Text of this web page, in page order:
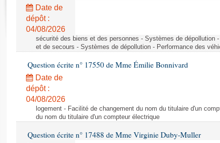
Rapports législatifs
Rapports sur l'application des lois
Baromètre de l’application des lois
Dossiers législatifs
Budget et sécurité sociale
Questions écrites et orales
Comptes rendus des débats
Date de
dépôt :
04/08/2026
sécurité des biens et des personnes - Systèmes de dépollution
et de secours - Systèmes de dépollution - Performance des
Question écrite n° 17550 de Mme Émilie Bonnivard
Date de
dépôt :
04/08/2026
logement - Facilité de changement du nom du titulaire d'un
du nom du titulaire d'un compteur électrique
Question écrite n° 17488 de Mme Virginie Duby-Muller